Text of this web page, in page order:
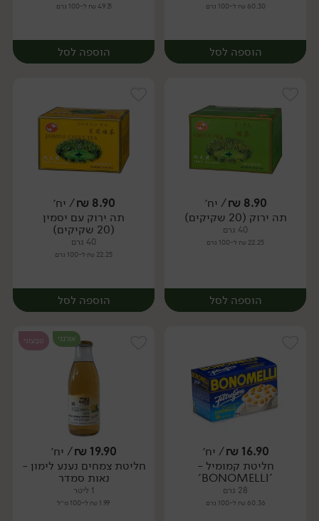
60.30 ₪ ל-100 גרם
הוספה לסל
יח׳
49.75 ₪ ל-100 גרם
הוספה לסל
יח׳
8.90
₪/ יח׳
תה ירוק (20 שקיקים)
40 גרם
22.25 ₪ ל-100 גרם
הוספה לסל
יח׳
8.90
₪/ יח׳
תה ירוק עם יסמין
(20 שקיקים)
40 גרם
22.25 ₪ ל-100 גרם
הוספה לסל
יח׳
16.90
₪/ יח׳
חליטת קמומיל -
'BONOMELLI'
28 גרם
60.36 ₪ ל-100 גרם
אורגני טבעוני
19.90
₪/ יח׳
חליטת צמחים נענע לימון -
נאות סמדר
1 ליטר
1.99 ₪ ל-100 מ״ל